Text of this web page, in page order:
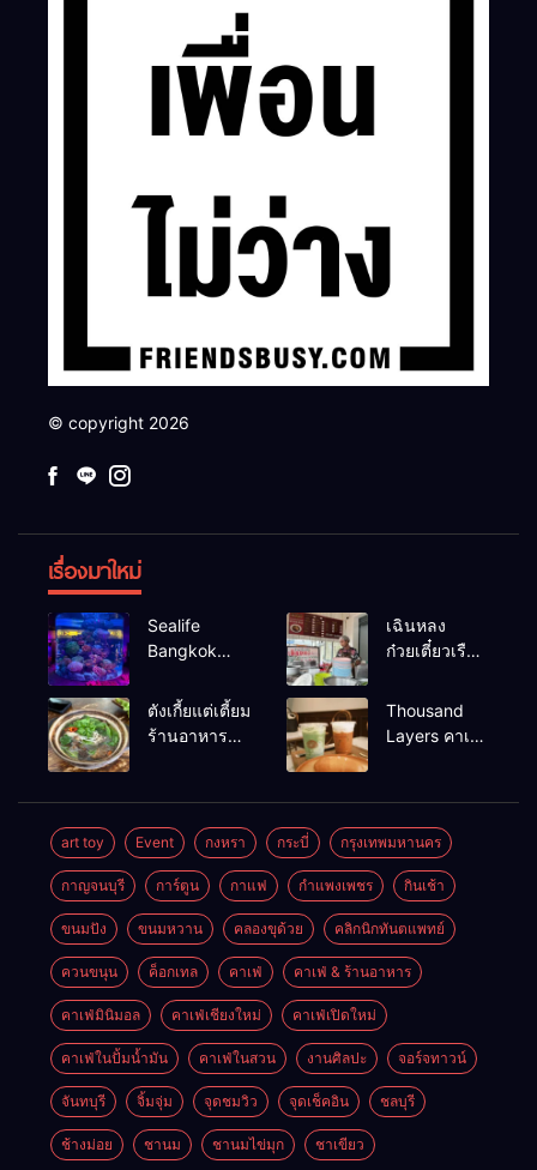
© copyright 2026
เรื่องมาใหม่
Sealife
Bangkok
แบงค์คอก
เฉินหลง
ก๋วยเตี๋ยวเรือ
อร่อยร้านดัง
หาดใหญ่
ตังเกี้ยแต่เตี้ยม
ร้านอาหาร
Thousand
Layers คาเฟ่
art toy Event กงหรา กระบี่ กรุงเทพมหานคร
กาญจนบุรี การ์ตูน กาแฟ กำแพงเพชร กินเช้า
ขนมปัง ขนมหวาน คลองขุด้วย คลิกนิกทันตแพทย์
ควนขนุน ค็อกเทล คาเฟ่ คาเฟ่ & ร้านอาหาร
คาเฟ่มินิมอล คาเฟ่เชียงใหม่ คาเฟ่เปิดใหม่
คาเฟ่ในปั้มน้ำมัน คาเฟ่ในสวน งานศิลปะ จอร์จทาวน์
จันทบุรี จิ้มจุ่ม จุดชมวิว จุดเช็คอิน ชลบุรี
ช้างม่อย ชานม ชานมไข่มุก ชาเขียว